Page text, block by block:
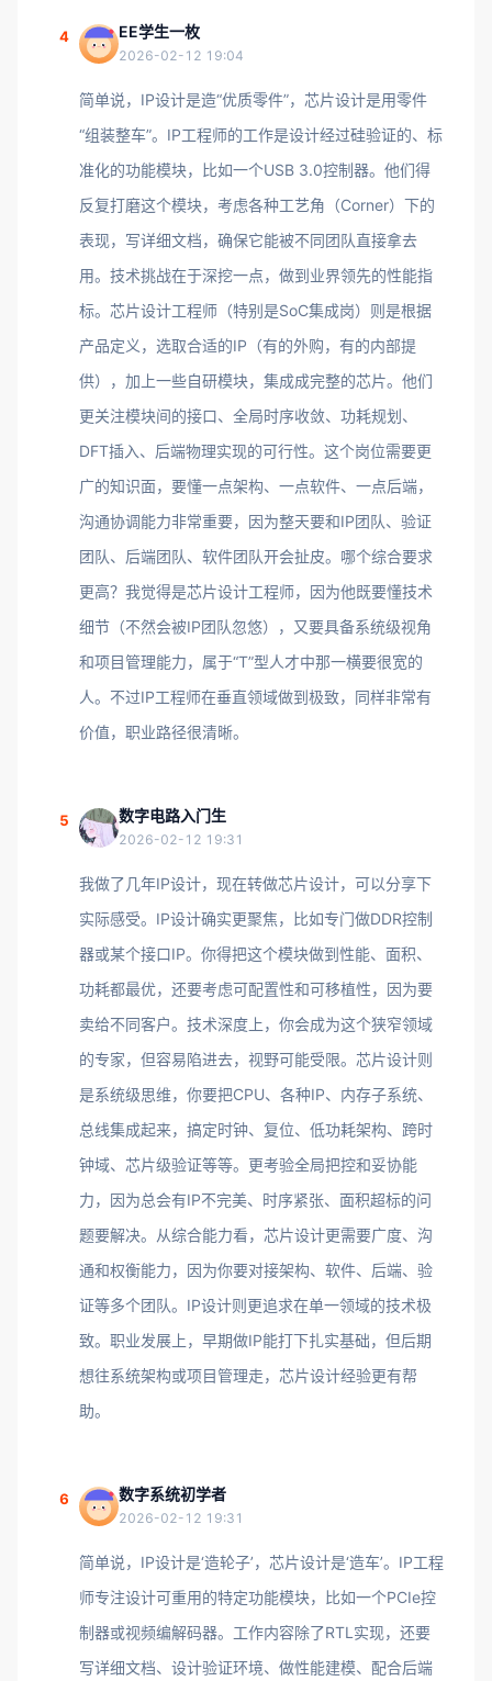
4 EE学生一枚
2026-02-12 19:04
简单说，IP设计是造“优质零件”，芯片设计是用零件
“组装整车”。IP工程师的工作是设计经过硅验证的、标
准化的功能模块，比如一个USB 3.0控制器。他们得
反复打磨这个模块，考虑各种工艺角（Corner）下的
表现，写详细文档，确保它能被不同团队直接拿去
用。技术挑战在于深挖一点，做到业界领先的性能指
标。芯片设计工程师（特别是SoC集成岗）则是根据
产品定义，选取合适的IP（有的外购，有的内部提
供），加上一些自研模块，集成成完整的芯片。他们
更关注模块间的接口、全局时序收敛、功耗规划、
DFT插入、后端物理实现的可行性。这个岗位需要更
广的知识面，要懂一点架构、一点软件、一点后端，
沟通协调能力非常重要，因为整天要和IP团队、验证
团队、后端团队、软件团队开会扯皮。哪个综合要求
更高？我觉得是芯片设计工程师，因为他既要懂技术
细节（不然会被IP团队忽悠），又要具备系统级视角
和项目管理能力，属于“T”型人才中那一横要很宽的
人。不过IP工程师在垂直领域做到极致，同样非常有
价值，职业路径很清晰。
5 数字电路入门生
2026-02-12 19:31
我做了几年IP设计，现在转做芯片设计，可以分享下
实际感受。IP设计确实更聚焦，比如专门做DDR控制
器或某个接口IP。你得把这个模块做到性能、面积、
功耗都最优，还要考虑可配置性和可移植性，因为要
卖给不同客户。技术深度上，你会成为这个狭窄领域
的专家，但容易陷进去，视野可能受限。芯片设计则
是系统级思维，你要把CPU、各种IP、内存子系统、
总线集成起来，搞定时钟、复位、低功耗架构、跨时
钟域、芯片级验证等等。更考验全局把控和妥协能
力，因为总会有IP不完美、时序紧张、面积超标的问
题要解决。从综合能力看，芯片设计更需要广度、沟
通和权衡能力，因为你要对接架构、软件、后端、验
证等多个团队。IP设计则更追求在单一领域的技术极
致。职业发展上，早期做IP能打下扎实基础，但后期
想往系统架构或项目管理走，芯片设计经验更有帮
助。
6 数字系统初学者
2026-02-12 19:31
简单说，IP设计是‘造轮子’，芯片设计是‘造车’。IP工程
师专注设计可重用的特定功能模块，比如一个PCIe控
制器或视频编解码器。工作内容除了RTL实现，还要
写详细文档、设计验证环境、做性能建模、配合后端